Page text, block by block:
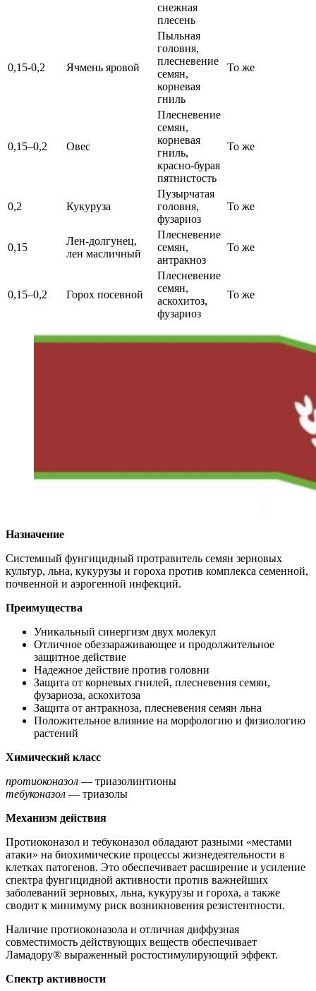
снежная
плесень
0,15-0,2 Ячмень яровой
Пыльная
головня,
плесневение
семян,
корневая
гниль
То же
0,15–0,2 Овес
Плесневение
семян,
корневая
гниль,
красно-бурая
пятнистость
То же
0,2 Кукуруза
Пузырчатая
головня,
фузариоз
То же
0,15
Лен-долгунец,
лен масличный
Плесневение
семян,
антракноз
То же
0,15–0,2 Горох посевной
Плесневение
семян,
аскохитоз,
фузариоз
То же
Назначение
Системный фунгицидный протравитель семян зерновых
культур, льна, кукурузы и гороха против комплекса семенной,
поч­венной и аэрогенной инфекций.
Преимущества
Уникальный синергизм двух молекул
Отличное обеззараживающее и продол­жительное
защитное действие
Надежное действие против головни
Защита от корневых гнилей, плесневения семян,
фузариоза, аскохитоза
Защита от антракноза, плесневения семян льна
Положительное влияние на морфологию и физиологию
растений
Химический класс
протиоконазол — триазолинтионы
тебуконазол — триазолы
Механизм действия
Протиоконазол и тебуконазол обла­дают разными «местами
атаки» на биохи­мические процессы жизнедеятельности в
клетках патогенов. Это обеспечивает рас­ширение и усиление
спектра фунгицидной активности против важнейших
заболеваний зерновых, льна, кукурузы и гороха, а так­же
сводит к минимуму риск возникновения резистентности.
Наличие протиоконазола и отличная диффузная
совместимость действующих ве­ществ обеспечивает
Ламадору® выражен­ный ростостимулирующий эффект.
Спектр активности